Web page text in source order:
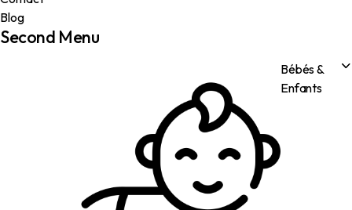
Blog
Second Menu
Bébés &
Enfants